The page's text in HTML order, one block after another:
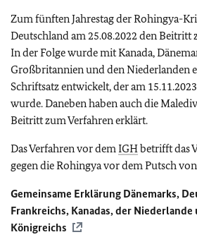
Zum fünften Jahrestag der Rohingya-
Deutschland am 25.08.2022 den Beitritt
In der Folge wurde mit Kanada,
Großbritannien und den Niederlanden
Schriftsatz entwickelt, der am
wurde. Daneben haben auch die
Beitritt zum Verfahren erklärt.
Das Verfahren vor demIGHbetrifft das
gegen die Rohingya vor dem Putsch
Gemeinsame Erklärung Dänemarks,
Frankreichs, Kanadas, der
Königreichs